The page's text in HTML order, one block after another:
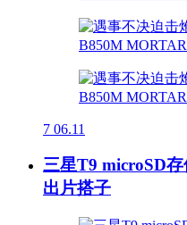
7 06.11
三星T9 microSD
出片搭子